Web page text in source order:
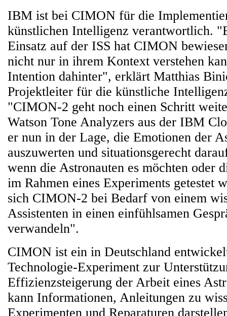
IBM ist bei CIMON für die
künstlichen Intelligenz verantwortlich.
Einsatz auf der ISS hat CIMON
nicht nur in ihrem Kontext verstehen
Intention dahinter", erklärt Matthias
Projektleiter für die künstliche
"CIMON-2 geht noch einen Schritt
Watson Tone Analyzers aus der IBM
er nun in der Lage, die Emotionen der
auszuwerten und situationsgerecht
wenn die Astronauten es möchten oder
im Rahmen eines Experiments getestet
sich CIMON-2 bei Bedarf von einem
Assistenten in einen einfühlsamen
verwandeln".
CIMON ist ein in Deutschland
Technologie-Experiment zur
Effizienzsteigerung der Arbeit eines
kann Informationen, Anleitungen zu
Experimenten und Reparaturen